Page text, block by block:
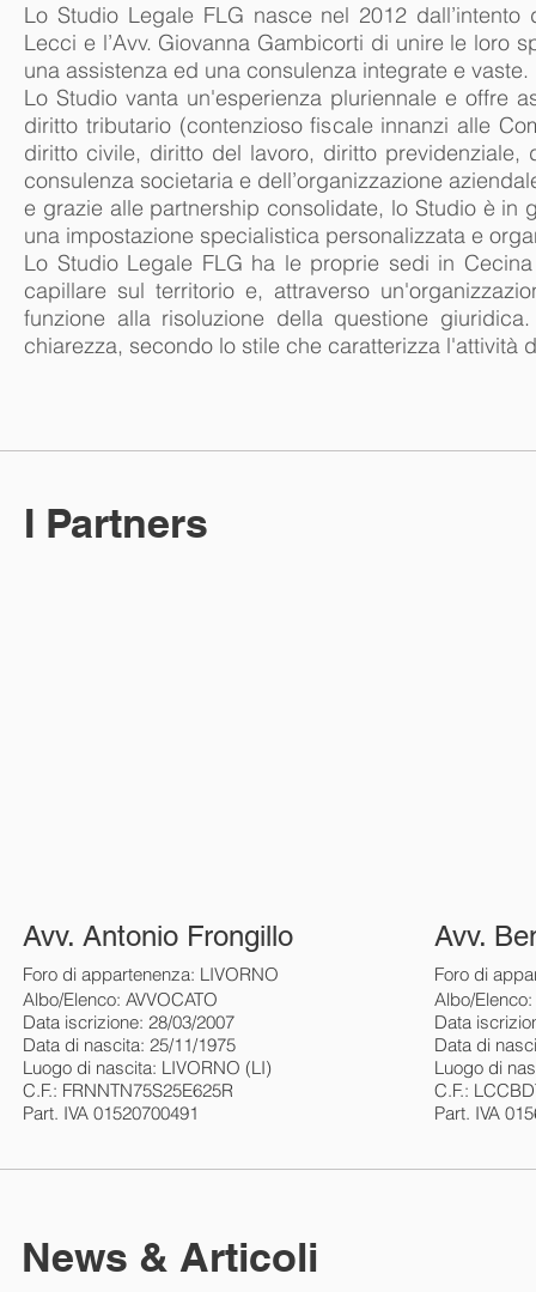
Lo Studio Legale FLG nasce nel 2012 dall’intento
Lecci e l’Avv. Giovanna Gambicorti di unire le loro
una assistenza ed una consulenza integrate e
Lo Studio vanta un'esperienza pluriennale e offre
diritto tributario (contenzioso fiscale innanzi alle
diritto civile, diritto del lavoro, diritto
consulenza societaria e dell’organizzazione
e grazie alle partnership consolidate, lo Studio è
una impostazione specialistica personalizzata e
Lo Studio Legale FLG ha le proprie sedi in
capillare sul territorio e, attraverso
funzione alla risoluzione della questione
chiarezza, secondo lo stile che caratterizza l'attività
I Partners
Avv.
Foro di
Albo/Elenco:
Data
Data di
Luogo di
C.F.:
Part. IVA
Avv. Antonio Frongillo
Foro di appartenenza: LIVORNO
Albo/Elenco: AVVOCATO
Data iscrizione: 28/03/2007
Data di nascita: 25/11/1975
Luogo di nascita: LIVORNO (LI)
C.F.: FRNNTN75S25E625R
Part. IVA 01520700491
News & Articoli